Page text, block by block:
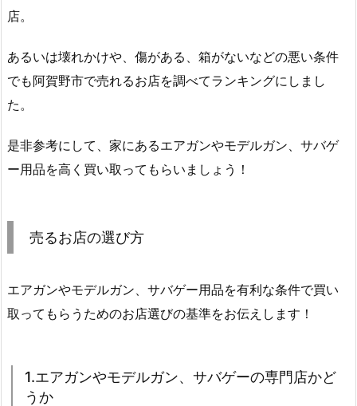
店。
あるいは壊れかけや、傷がある、箱がないなどの悪い条件
でも阿賀野市で売れるお店を調べてランキングにしまし
た。
是非参考にして、家にあるエアガンやモデルガン、サバゲ
ー用品を高く買い取ってもらいましょう！
売るお店の選び方
エアガンやモデルガン、サバゲー用品を有利な条件で買い
取ってもらうためのお店選びの基準をお伝えします！
1.エアガンやモデルガン、サバゲーの専門店かど
うか